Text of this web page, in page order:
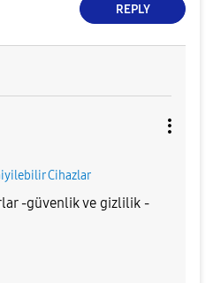
REPLY
Cihazlar
-güvenlik ve gizlilik -